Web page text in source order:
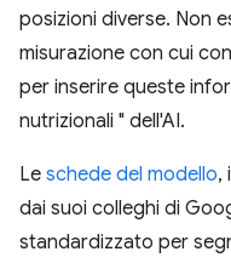
posizioni diverse. Non
misurazione con cui
per inserire queste
nutrizionali " dell'AI.
Le schede del modello,
dai suoi colleghi di
standardizzato per